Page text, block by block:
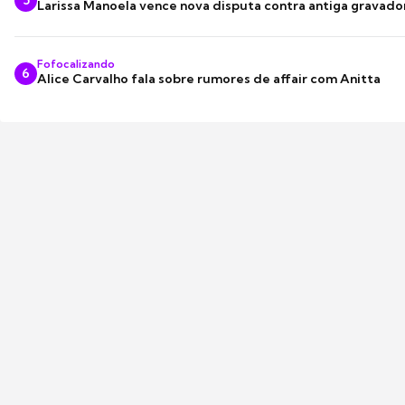
Larissa Manoela vence nova disputa contra antiga
6
Fofocalizando
Alice Carvalho fala sobre rumores de affair com Anitta